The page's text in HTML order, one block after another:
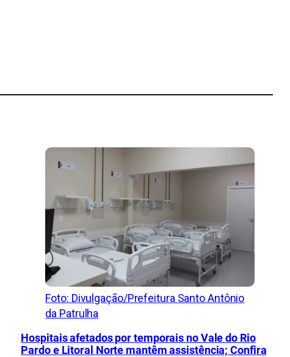
Foto: Divulgação/Prefeitura Santo Antônio
da Patrulha
Hospitais afetados por temporais no Vale do Rio
Pardo e Litoral Norte mantêm assistência; Confira